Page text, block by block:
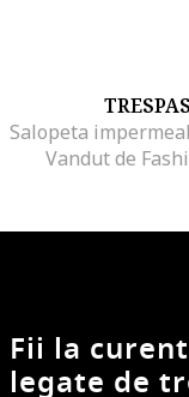
Vandut de
Fii la
legate de